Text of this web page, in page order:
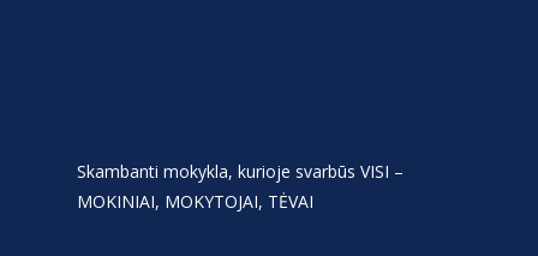
Skambanti mokykla, kurioje svarbūs VISI –
MOKINIAI, MOKYTOJAI, TĖVAI